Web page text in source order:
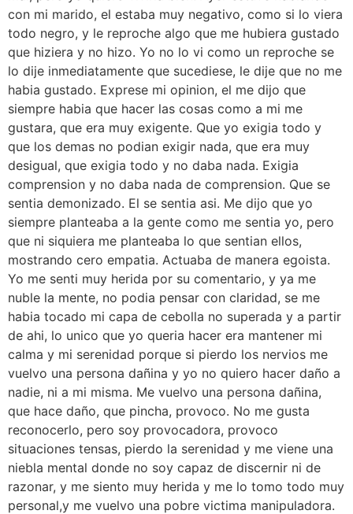
con mi marido, el estaba muy negativo, como si lo viera
todo negro, y le reproche algo que me hubiera gustado
que hiziera y no hizo. Yo no lo vi como un reproche se
lo dije inmediatamente que sucediese, le dije que no me
habia gustado. Exprese mi opinion, el me dijo que
siempre habia que hacer las cosas como a mi me
gustara, que era muy exigente. Que yo exigia todo y
que los demas no podian exigir nada, que era muy
desigual, que exigia todo y no daba nada. Exigia
comprension y no daba nada de comprension. Que se
sentia demonizado. El se sentia asi. Me dijo que yo
siempre planteaba a la gente como me sentia yo, pero
que ni siquiera me planteaba lo que sentian ellos,
mostrando cero empatia. Actuaba de manera egoista.
Yo me senti muy herida por su comentario, y ya me
nuble la mente, no podia pensar con claridad, se me
habia tocado mi capa de cebolla no superada y a partir
de ahi, lo unico que yo queria hacer era mantener mi
calma y mi serenidad porque si pierdo los nervios me
vuelvo una persona dañina y yo no quiero hacer daño a
nadie, ni a mi misma. Me vuelvo una persona dañina,
que hace daño, que pincha, provoco. No me gusta
reconocerlo, pero soy provocadora, provoco
situaciones tensas, pierdo la serenidad y me viene una
niebla mental donde no soy capaz de discernir ni de
razonar, y me siento muy herida y me lo tomo todo muy
personal,y me vuelvo una pobre victima manipuladora.